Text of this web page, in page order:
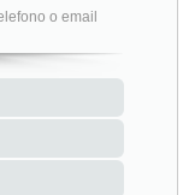
o email